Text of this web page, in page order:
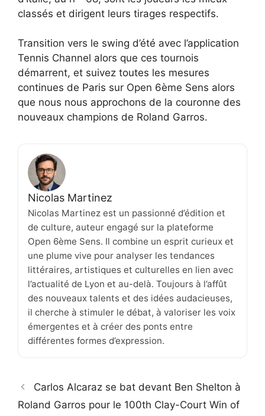
classés et dirigent leurs tirages respectifs.
Transition vers le swing d’été avec l’application
Tennis Channel alors que ces tournois
démarrent, et suivez toutes les mesures
continues de Paris sur Open 6ème Sens alors
que nous nous approchons de la couronne des
nouveaux champions de Roland Garros.
Nicolas Martinez
Nicolas Martinez est un passionné d’édition et
de culture, auteur engagé sur la plateforme
Open 6ème Sens. Il combine un esprit curieux et
une plume vive pour analyser les tendances
littéraires, artistiques et culturelles en lien avec
l’actualité de Lyon et au-delà. Toujours à l’affût
des nouveaux talents et des idées audacieuses,
il cherche à stimuler le débat, à valoriser les voix
émergentes et à créer des ponts entre
différentes formes d’expression.
Carlos Alcaraz se bat devant Ben Shelton à
Roland Garros pour le 100th Clay-Court Win of